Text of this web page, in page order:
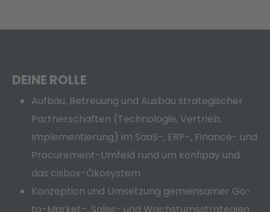
DEINE ROLLE
Aufbau, Betreuung und Ausbau strategischer
Partnerschaften (Technologie, Vertrieb,
Implementierung) im SaaS-, ERP-, Finance- und
Procurement-Umfeld rund um konfipay und
das cisbox-Ökosystem
Konzeption und Umsetzung gemeinsamer Go-